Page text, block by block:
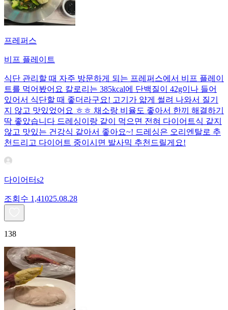
프레퍼스
비프 플레이트
식단 관리할 때 자주 방문하게 되는 프레퍼스에서 비프 플레이
트를 먹어봤어요 칼로리는 385kcal에 단백질이 42g이나 들어
있어서 식단할 때 좋더라구요! 고기가 얇게 썰려 나와서 질기
지 않고 맛있었어요 ㅎㅎ 채소랑 비율도 좋아서 한끼 해결하기
딱 좋았습니다 드레싱이랑 같이 먹으면 전혀 다이어트식 같지
않고 맛있는 건강식 같아서 좋아요~! 드레싱은 오리엔탈로 추
천드리고 다이어트 중이시면 발사믹 추천드릴게요!
다이어터s2
조회수 1,41025.08.28
138